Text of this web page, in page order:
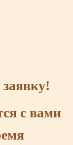
с вами